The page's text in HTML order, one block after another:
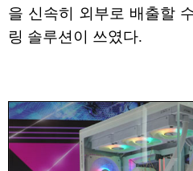
을 신속히 외부로 배출할
링 솔루션이 쓰였다.